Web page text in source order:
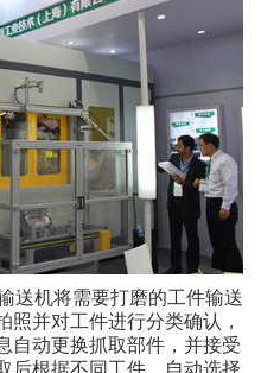
送机将需要打磨的工件输送
照并对工件进行分类确认，
自动更换抓取部件，并接受